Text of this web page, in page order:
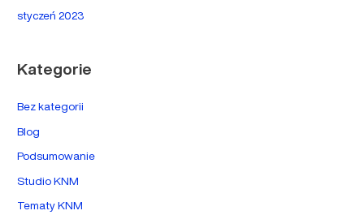
styczeń 2023
Kategorie
Bez kategorii
Blog
Podsumowanie
Studio KNM
Tematy KNM